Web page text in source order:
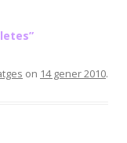
on 14 gener 2010.